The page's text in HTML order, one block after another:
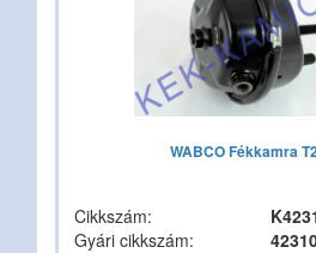
WABCO Fékkamra
Cikkszám:
Gyári cikkszám: